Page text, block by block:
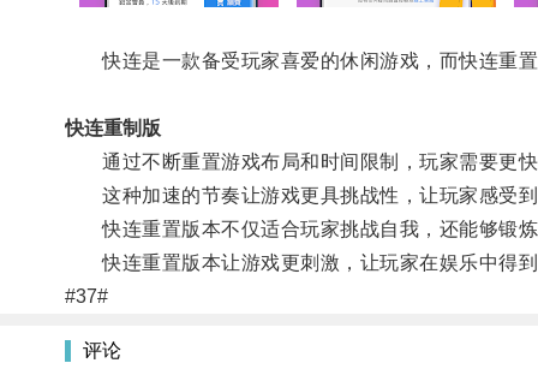
快连是一款备受玩家喜爱的休闲游戏，而快连重
快连重制版
通过不断重置游戏布局和时间限制，玩家需要更快
这种加速的节奏让游戏更具挑战性，让玩家感受到
快连重置版本不仅适合玩家挑战自我，还能够锻炼
快连重置版本让游戏更刺激，让玩家在娱乐中得到
#37#
评论